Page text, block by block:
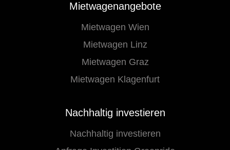
Mietwagenangebote
Mietwagen Wien
Mietwagen Linz
Mietwagen Graz
Mietwagen Klagenfurt
Nachhaltig investieren
Nachhaltig investieren